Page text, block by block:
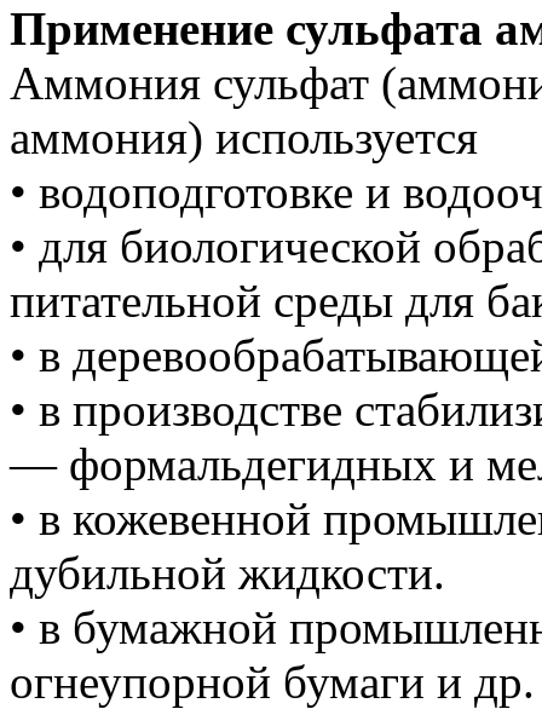
Применение сульфата
Аммония сульфат
аммония) используется
• водоподготовке и
• для биологической
питательной среды для
• в
• в производстве
— формальдегидных и
• в кожевенной
дубильной жидкости.
• в бумажной
огнеупорной бумаги и др.